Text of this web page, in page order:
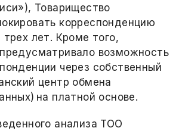
Товарищество
корреспонденцию
лет. Кроме того,
возможность
через собственный
центр обмена
на платной основе.
анализа ТОО